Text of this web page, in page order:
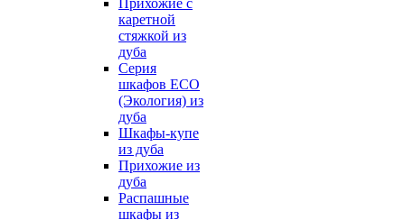
Прихожие с
каретной
стяжкой из
дуба
Серия
шкафов ECO
(Экология) из
дуба
Шкафы-купе
из дуба
Прихожие из
дуба
Распашные
шкафы из